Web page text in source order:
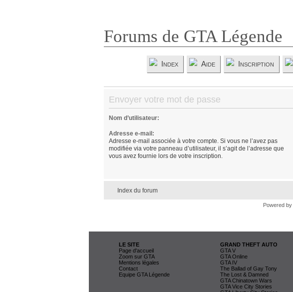
Forums de GTA Légende
Index Aide Inscription
Envoyer votre mot de passe
Nom d’utilisateur:
Adresse e-mail:
Adresse e-mail associée à votre compte. Si vous ne l’avez pas
modifiée via votre panneau d’utilisateur, il s’agit de l’adresse que
vous avez fournie lors de votre inscription.
Index du forum
Powered by
LE SITE
Page d'accueil
Zoom sur GTA
Mentions légales
Contact
Equipe GTA Légende
GRAND THEFT AUTO
GTA V
GTA Online
GTA IV
The Ballad of Gay Tony
The Lost & Damned
GTA Chinatown Wars
GTA Vice City Stories